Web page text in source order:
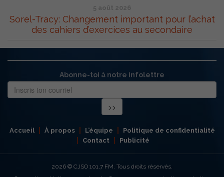
5 août 2026
Sorel-Tracy: Changement important pour l’achat
des cahiers d’exercices au secondaire
Abonne-toi à notre infolettre
Accueil À propos L’équipe
Politique de confidentialité
Contact
Publicité
2026 © CJSO 101,7 FM. Tous droits réservés.